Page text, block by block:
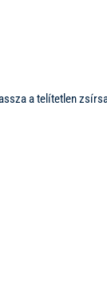
a telítetlen